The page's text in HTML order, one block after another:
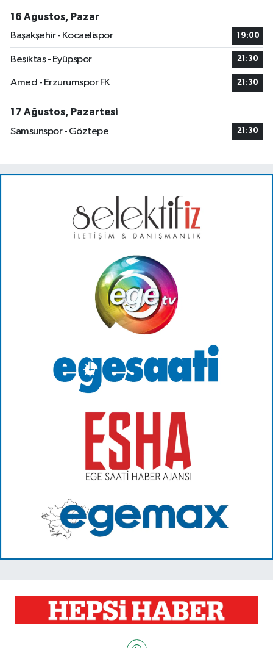
16 Ağustos, Pazar
Başakşehir - Kocaelispor
19:00
Beşiktaş - Eyüpspor 21:30
Amed - Erzurumspor FK 21:30
17 Ağustos, Pazartesi
Samsunspor - Göztepe
21:30